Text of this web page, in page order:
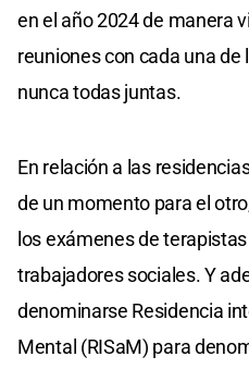
en el año 2024 de manera
reuniones con cada una de
nunca todas juntas.
En relación a las
de un momento para el
los exámenes de
trabajadores sociales. Y
denominarse Residencia
Mental (RISaM) para